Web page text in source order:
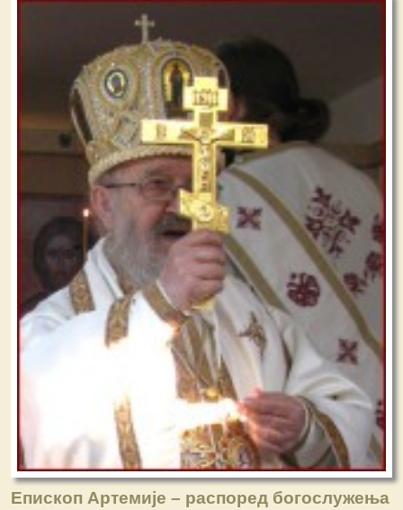
Епископ Артемије – распоред богослужења